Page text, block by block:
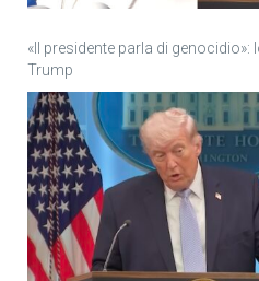
«Il presidente parla di
Trump